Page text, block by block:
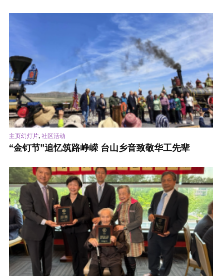
主页幻灯片, 社区活动
“金钉节”追忆筑路峥嵘 台山乡音致敬华工先辈